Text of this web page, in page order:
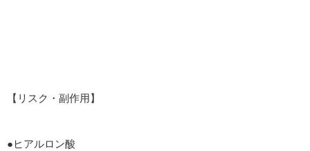
【リスク・副作用】
●ヒアルロン酸